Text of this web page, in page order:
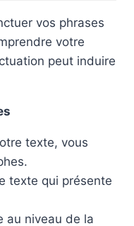
vos phrases
votre
peut induire
texte, vous
texte qui présente
au niveau de la